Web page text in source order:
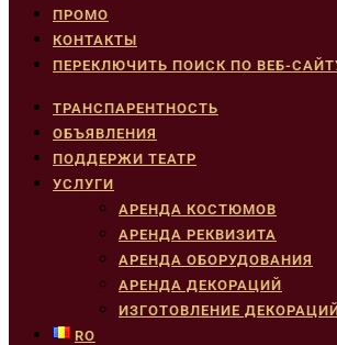
ПРОМО
КОНТАКТЫ
ПЕРЕКЛЮЧИТЬ ПОИСК ПО ВЕБ-
ТРАНСПАРЕНТНОСТЬ
ОБЪЯВЛЕНИЯ
ПОДДЕРЖИ ТЕАТР
УСЛУГИ
АРЕНДА КОСТЮМОВ
АРЕНДА РЕКВИЗИТА
АРЕНДА ОБОРУДОВАНИЯ
АРЕНДА ДЕКОРАЦИЙ
ИЗГОТОВЛЕНИЕ
RO